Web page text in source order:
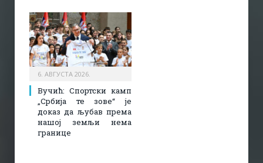
6. АВГУСТА 2026.
Вучић: Спортски камп
„Србија те зове“ је
доказ да љубав према
нашој земљи нема
границе